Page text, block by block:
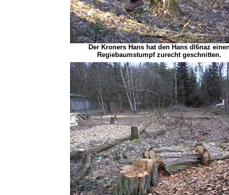
Der Kroners Hans hat den Hans dl6naz
Regiebaumstumpf zurecht geschnitten.